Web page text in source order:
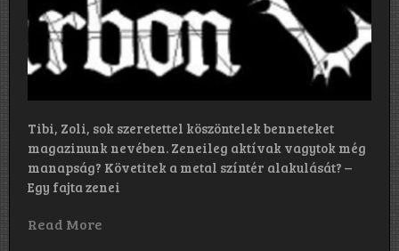
Tibi, Zoli, sok szeretettel köszöntelek benneteket
magazinunk nevében. Zeneileg aktívak vagytok még
manapság? Követitek a metal színtér alakulását? –
Egy fajta zenei
Read More